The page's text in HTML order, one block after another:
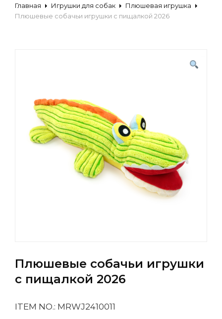
Главная Игрушки для собак
Плюшевая игрушка
Плюшевые собачьи игрушки с пищалкой 2026
Плюшевые собачьи игрушки
с пищалкой 2026
ITEM NO.: MRWJ2410011